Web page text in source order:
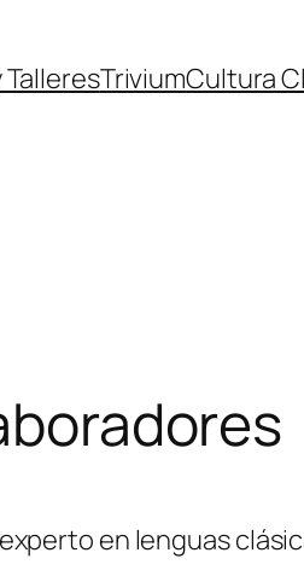
TriviumCultura
en lenguas